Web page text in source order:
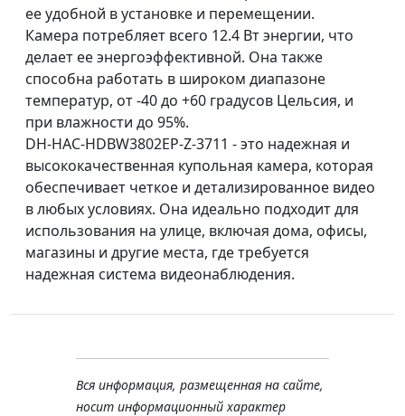
ее удобной в установке и перемещении.
Камера потребляет всего 12.4 Вт энергии, что
делает ее энергоэффективной. Она также
способна работать в широком диапазоне
температур, от -40 до +60 градусов Цельсия, и
при влажности до 95%.
DH-HAC-HDBW3802EP-Z-3711 - это надежная и
высококачественная купольная камера, которая
обеспечивает четкое и детализированное видео
в любых условиях. Она идеально подходит для
использования на улице, включая дома, офисы,
магазины и другие места, где требуется
надежная система видеонаблюдения.
Вся информация, размещенная на сайте,
носит информационный характер